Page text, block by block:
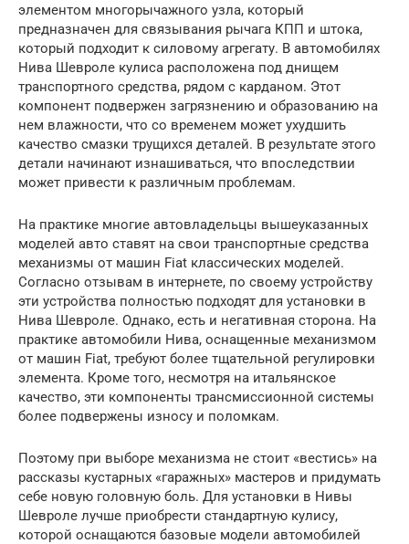
элементом многорычажного узла, который
предназначен для связывания рычага КПП и штока,
который подходит к силовому агрегату. В автомобилях
Нива Шевроле кулиса расположена под днищем
транспортного средства, рядом с карданом. Этот
компонент подвержен загрязнению и образованию на
нем влажности, что со временем может ухудшить
качество смазки трущихся деталей. В результате этого
детали начинают изнашиваться, что впоследствии
может привести к различным проблемам.
На практике многие автовладельцы вышеуказанных
моделей авто ставят на свои транспортные средства
механизмы от машин Fiat классических моделей.
Согласно отзывам в интернете, по своему устройству
эти устройства полностью подходят для установки в
Нива Шевроле. Однако, есть и негативная сторона. На
практике автомобили Нива, оснащенные механизмом
от машин Fiat, требуют более тщательной регулировки
элемента. Кроме того, несмотря на итальянское
качество, эти компоненты трансмиссионной системы
более подвержены износу и поломкам.
Поэтому при выборе механизма не стоит «вестись» на
рассказы кустарных «гаражных» мастеров и придумать
себе новую головную боль. Для установки в Нивы
Шевроле лучше приобрести стандартную кулису,
которой оснащаются базовые модели автомобилей